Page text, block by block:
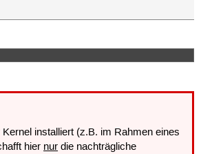
installiert (z.B. im Rahmen eines
hier nur die nachträgliche